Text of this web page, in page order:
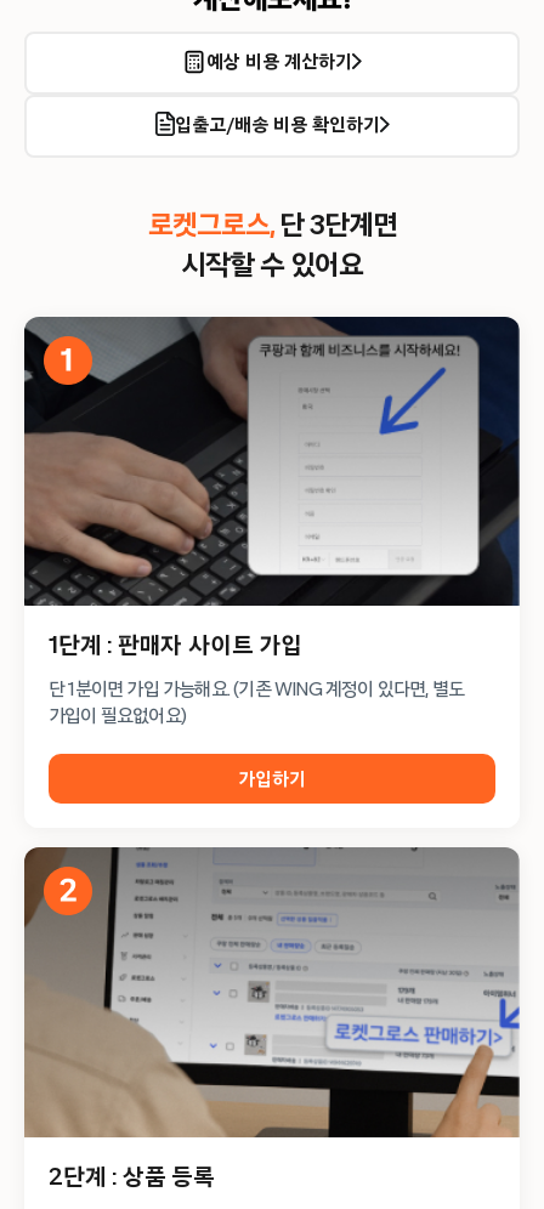
예상 비용 계산하기
입출고/배송 비용 확인하기
로켓그로스,단 3단계면
시작할 수 있어요
1단계 : 판매자 사이트 가입
단 1분이면 가입 가능해요. (기존 WING 계정이 있다면, 별도
가입이 필요없어요)
가입하기
2단계 : 상품 등록